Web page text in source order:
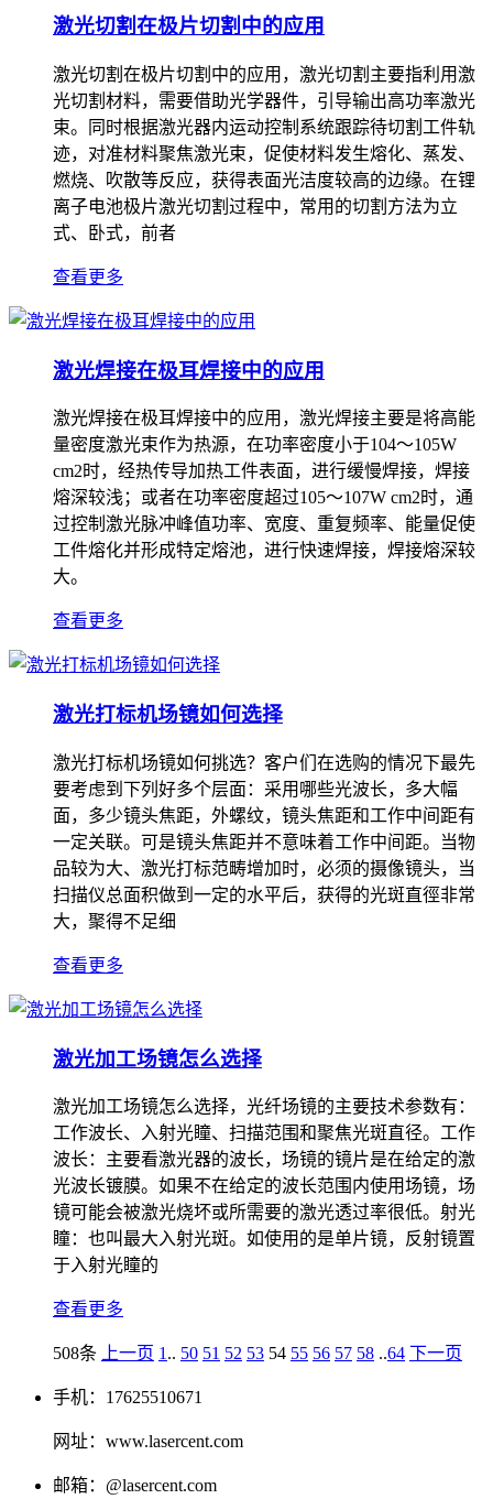
激光切割在极片切割中的应用
激光切割在极片切割中的应用，激光切割主要指利用激
光切割材料，需要借助光学器件，引导输出高功率激光
束。同时根据激光器内运动控制系统跟踪待切割工件轨
迹，对准材料聚焦激光束，促使材料发生熔化、蒸发、
燃烧、吹散等反应，获得表面光洁度较高的边缘。在锂
离子电池极片激光切割过程中，常用的切割方法为立
式、卧式，前者
查看更多
激光焊接在极耳焊接中的应用
激光焊接在极耳焊接中的应用，激光焊接主要是将高能
量密度激光束作为热源，在功率密度小于104～105W
cm2时，经热传导加热工件表面，进行缓慢焊接，焊接
熔深较浅；或者在功率密度超过105～107W cm2时，通
过控制激光脉冲峰值功率、宽度、重复频率、能量促使
工件熔化并形成特定熔池，进行快速焊接，焊接熔深较
大。
查看更多
激光打标机场镜如何选择
激光打标机场镜如何挑选？客户们在选购的情况下最先
要考虑到下列好多个层面：采用哪些光波长，多大幅
面，多少镜头焦距，外螺纹，镜头焦距和工作中间距有
一定关联。可是镜头焦距并不意味着工作中间距。当物
品较为大、激光打标范畴增加时，必须的摄像镜头，当
扫描仪总面积做到一定的水平后，获得的光斑直徑非常
大，聚得不足细
查看更多
激光加工场镜怎么选择
激光加工场镜怎么选择，光纤场镜的主要技术参数有：
工作波长、入射光瞳、扫描范围和聚焦光斑直径。工作
波长：主要看激光器的波长，场镜的镜片是在给定的激
光波长镀膜。如果不在给定的波长范围内使用场镜，场
镜可能会被激光烧坏或所需要的激光透过率很低。射光
瞳：也叫最大入射光斑。如使用的是单片镜，反射镜置
于入射光瞳的
查看更多
508条 上一页 1 .. 50 51 52 53 54 55 56 57 58 ..64 下一页
手机：17625510671
网址：www.lasercent.com
邮箱：@lasercent.com